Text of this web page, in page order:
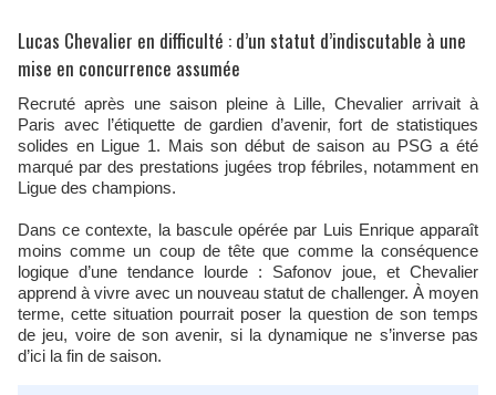
Lucas Chevalier en difficulté : d’un statut d’indiscutable à une
mise en concurrence assumée
Recruté après une saison pleine à Lille, Chevalier arrivait à
Paris avec l’étiquette de gardien d’avenir, fort de statistiques
solides en Ligue 1. Mais son début de saison au PSG a été
marqué par des prestations jugées trop fébriles, notamment en
Ligue des champions.
Dans ce contexte, la bascule opérée par Luis Enrique apparaît
moins comme un coup de tête que comme la conséquence
logique d’une tendance lourde : Safonov joue, et Chevalier
apprend à vivre avec un nouveau statut de challenger. À moyen
terme, cette situation pourrait poser la question de son temps
de jeu, voire de son avenir, si la dynamique ne s’inverse pas
d’ici la fin de saison.